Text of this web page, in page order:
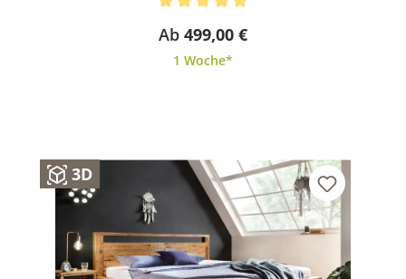
Ab 499,00 €
1 Woche*
3D